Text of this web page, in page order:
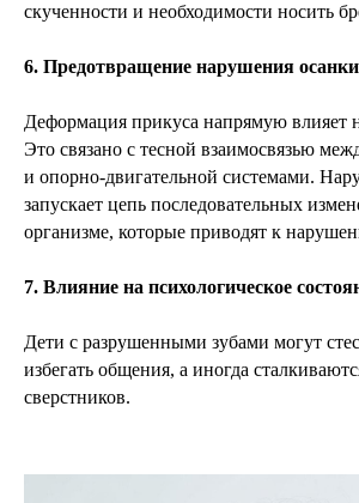
скученности и необходимости носить
6. Предотвращение нарушения осанки
Деформация прикуса напрямую влияет
Это связано с тесной взаимосвязью
и опорно-двигательной системами.
запускает цепь последовательных
организме, которые приводят к
7. Влияние на психологическое
Дети с разрушенными зубами могут
избегать общения, а иногда
сверстников.